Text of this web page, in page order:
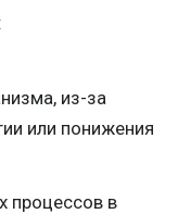
из-за
или понижения
процессов в